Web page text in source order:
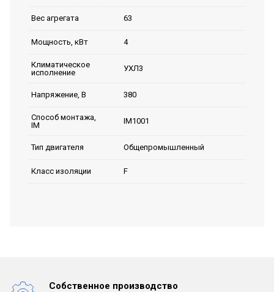
Вес агрегата 63
Мощность, кВт 4
Климатическое
исполнение
УХЛ3
Напряжение, В 380
Способ монтажа,
IM
IM1001
Тип двигателя Общепромышленный
Класс изоляции F
Собственное производство